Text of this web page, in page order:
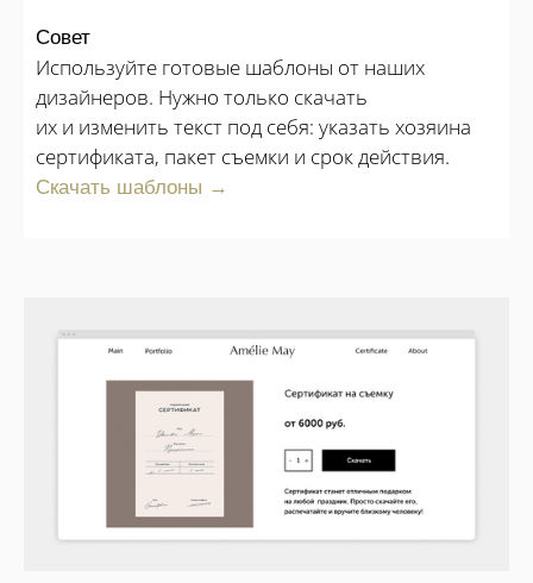
Совет
Используйте готовые шаблоны от наших
дизайнеров. Нужно только скачать
их и изменить текст под себя: указать хозяина
сертификата, пакет съемки и срок действия.
Скачать шаблоны →